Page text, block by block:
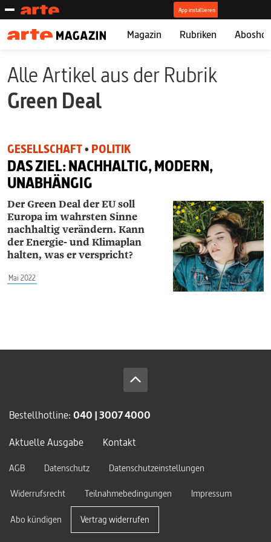
Magazin Rubriken
Alle Artikel aus der Rubrik
Green Deal
GESELLSCHAFT• POLITIK
DAS ZIEL: NACHHALTIG, MODERN,
UNABHÄNGIG
Der Green Deal der EU soll
Europa im wahrsten Sinne
nachhaltig verändern. Kann
der ­Energie- und Klimaplan
halten, was er verspricht?
Mai 2022
Bestellhotline: 040 | 3007 4000
Aktuelle Ausgabe
Kontakt
AGB Datenschutz
Datenschutzeinstellungen
Widerrufsrecht
Teilnahmebedingungen Impressum
Abo kündigen Vertrag widerrufen